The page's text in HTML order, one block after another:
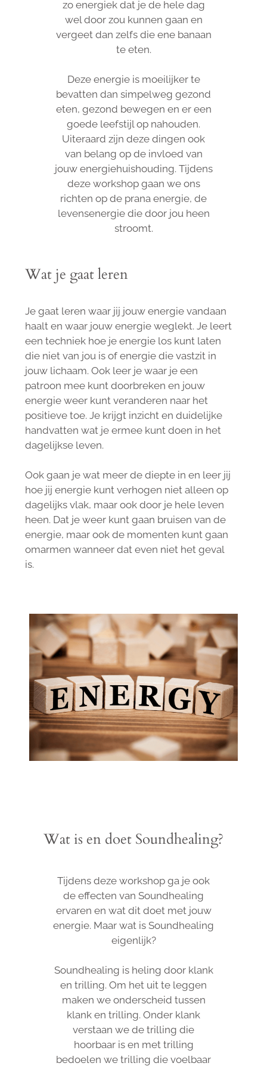
zo energiek dat je de hele dag
wel door zou kunnen gaan en
vergeet dan zelfs die ene banaan
te eten.
Deze energie is moeilijker te
bevatten dan simpelweg gezond
eten, gezond bewegen en er een
goede leefstijl op nahouden.
Uiteraard zijn deze dingen ook
van belang op de invloed van
jouw energiehuishouding. Tijdens
deze workshop gaan we ons
richten op de prana energie, de
levensenergie die door jou heen
stroomt.
Wat je gaat leren
Je gaat leren waar jij jouw energie vandaan
haalt en waar jouw energie weglekt. Je leert
een techniek hoe je energie los kunt laten
die niet van jou is of energie die vastzit in
jouw lichaam. Ook leer je waar je een
patroon mee kunt doorbreken en jouw
energie weer kunt veranderen naar het
positieve toe. Je krijgt inzicht en duidelijke
handvatten wat je ermee kunt doen in het
dagelijkse leven.
Ook gaan je wat meer de diepte in en leer jij
hoe jij energie kunt verhogen niet alleen op
dagelijks vlak, maar ook door je hele leven
heen. Dat je weer kunt gaan bruisen van de
energie, maar ook de momenten kunt gaan
omarmen wanneer dat even niet het geval
is.
Wat is en doet Soundhealing?
Tijdens deze workshop ga je ook
de effecten van Soundhealing
ervaren en wat dit doet met jouw
energie. Maar wat is Soundhealing
eigenlijk?
Soundhealing is heling door klank
en trilling. Om het uit te leggen
maken we onderscheid tussen
klank en trilling. Onder klank
verstaan we de trilling die
hoorbaar is en met trilling
bedoelen we trilling die voelbaar